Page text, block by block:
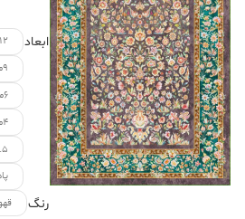
ابعاد
۱۲متری -
۹متری - (۳.۵م * ۲.۵م)
۶متری - (۳م * ۲م)
۴متری - (۱.۵م * ۲.۲۵م)
۱.۵ متری -
رنگ